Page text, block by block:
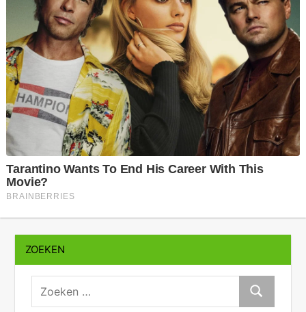
ZOEKEN
zoeken:
Zoeken